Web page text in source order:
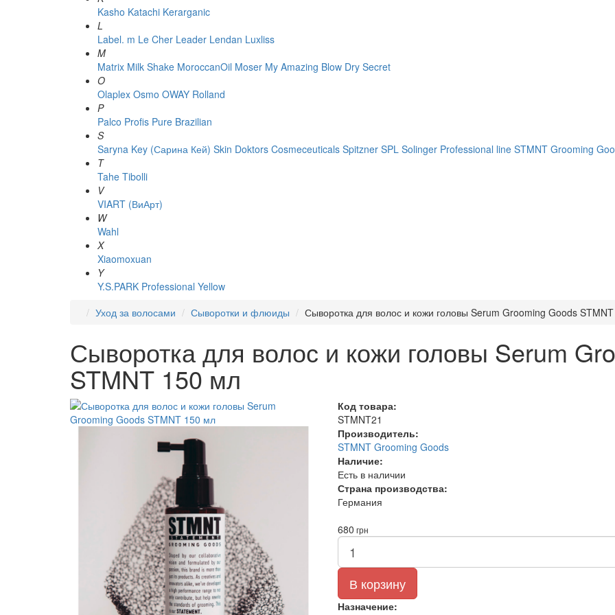
Kasho Katachi Kerarganic
L
Label. m Le Cher Leader Lendan Luxliss
M
Matrix Milk Shake MoroccanOil Moser My Amazing Blow Dry Secret
O
Olaplex Osmo OWAY Rolland
P
Palco Profis Pure Brazilian
S
Saryna Key (Сарина Кей) Skin Doktors Cosmeceuticals Spitzner SPL Solinger Professional line STMNT Grooming
T
Tahe Tibolli
V
VIART (ВиАрт)
W
Wahl
X
Xiaomoxuan
Y
Y.S.PARK Professional Yellow
Уход за волосами
Сыворотки и флюиды Сыворотка для волос и кожи головы Serum Grooming Goods
Сыворотка для волос и кожи головы Serum
STMNT 150 мл
Код товара:
STMNT21
Производитель:
STMNT Grooming Goods
Наличие:
Есть в наличии
Страна производства:
Германия
680 грн
В корзину
Назначение: